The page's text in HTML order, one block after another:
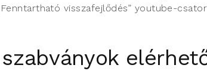
visszafejlődés” youtube-